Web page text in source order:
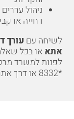
ניהול
דחייה או
לשיחה עם עורך
אתא או בכל
לפנות למשרד
*8332
או דרך